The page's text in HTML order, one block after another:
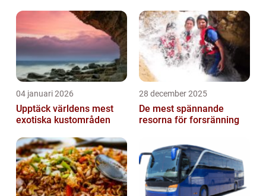
04 januari 2026
Upptäck världens mest
exotiska kustområden
28 december 2025
De mest spännande
resorna för forsränning